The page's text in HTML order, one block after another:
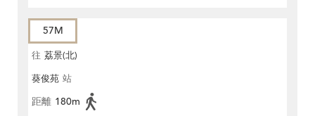
57M
往 荔景(北)
葵俊苑 站
距離 180m